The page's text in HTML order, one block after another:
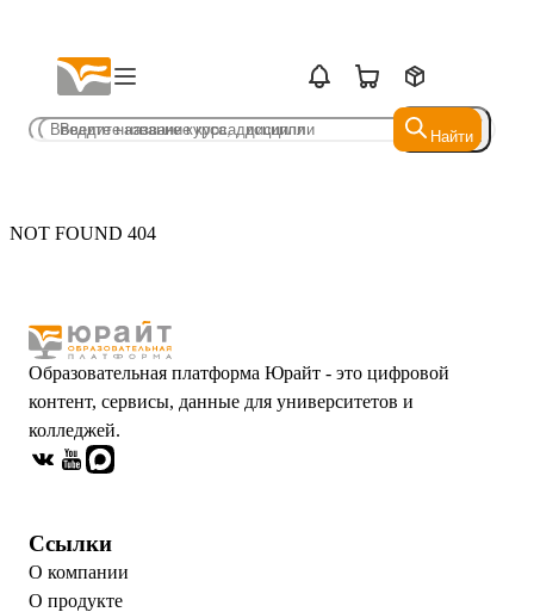
Найти
Найти
NOT FOUND 404
Образовательная платформа Юрайт - это цифровой
контент, сервисы, данные для университетов и
колледжей.
Ссылки
О компании
О продукте